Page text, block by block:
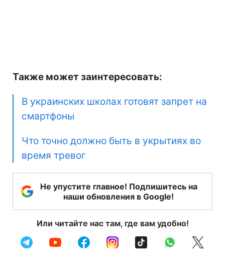
Также может заинтересовать:
В украинских школах готовят запрет на
смартфоны
Что точно должно быть в укрытиях во
время тревог
Не упустите главное! Подпишитесь на
наши обновления в Google!
Или читайте нас там, где вам удобно!